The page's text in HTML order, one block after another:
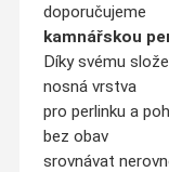
doporučujeme
kamnářskou
Díky svému
nosná vrstva
pro perlinku a
bez obav
srovnávat